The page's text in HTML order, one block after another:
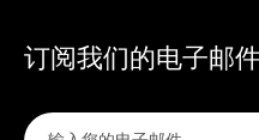
订阅我们的电子邮